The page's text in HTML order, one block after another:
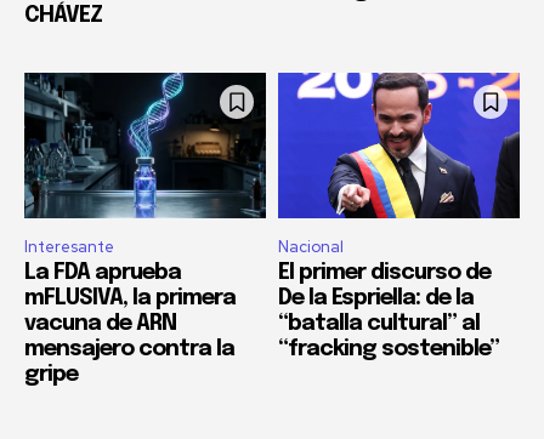
CHÁVEZ
Interesante
La FDA aprueba
mFLUSIVA, la primera
vacuna de ARN
mensajero contra la
gripe
Nacional
El primer discurso de
De la Espriella: de la
“batalla cultural” al
“fracking sostenible”